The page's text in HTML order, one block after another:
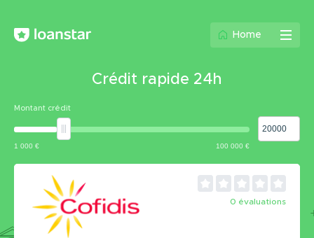
Home
Crédit rapide 24h
Montant crédit
0 évaluations